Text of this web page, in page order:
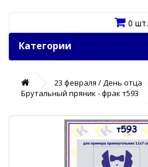
0 шт.
Категории
23 февраля / День отца
Брутальный пряник - фрак т593